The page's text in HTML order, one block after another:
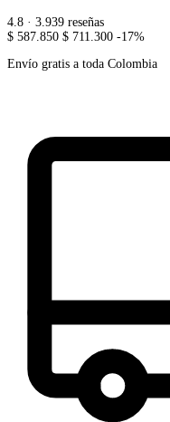
4.8 · 3.939 reseñas
$ 587.850 $ 711.300 -17%
Envío gratis a toda Colombia